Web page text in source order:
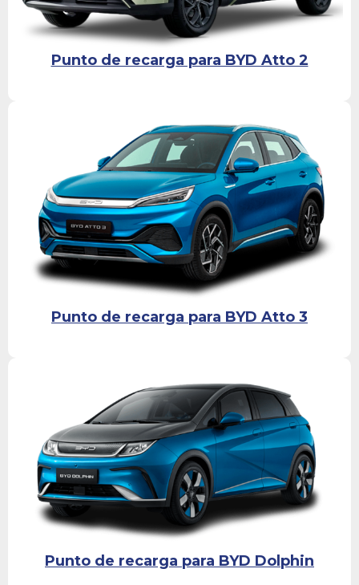
Punto de recarga para BYD Atto 2
Punto de recarga para BYD Atto 3
Punto de recarga para BYD Dolphin